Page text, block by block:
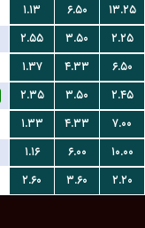
۱.۱۳ ۶.۵۰
۱۳.۲۵
۲.۵۵ ۳.۵۰
۲.۲۵
۱.۳۷ ۴.۳۳
۶.۵۰
۲.۳۵ ۳.۵۰
۲.۴۵
۱.۳۳ ۴.۳۳
۷.۰۰
۱.۱۶ ۶.۰۰
۱۰.۰۰
۲.۶۰ ۳.۶۰
۲.۲۰